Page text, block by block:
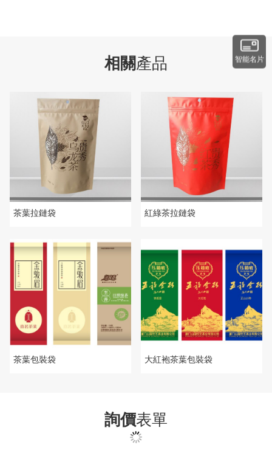
相關產品
茶葉拉鏈袋 紅綠茶拉鏈袋
茶葉包裝袋 大紅袍茶葉包裝袋
詢價表單
智能名片